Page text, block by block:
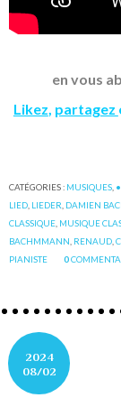
en vous
Likez partagez
CATÉGORIES : MUSIQUES
LIED LIEDER DAMIEN
CLASSIQUE MUSIQUE
BACHMMANN RENAUD ,
PIANISTE
0
2024
08/02